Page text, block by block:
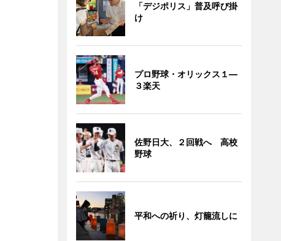
「デジポリス」普及呼び掛
け
プロ野球・オリックス１―
３楽天
佐野日大、２回戦へ 高校
野球
平和への祈り、灯籠流しに